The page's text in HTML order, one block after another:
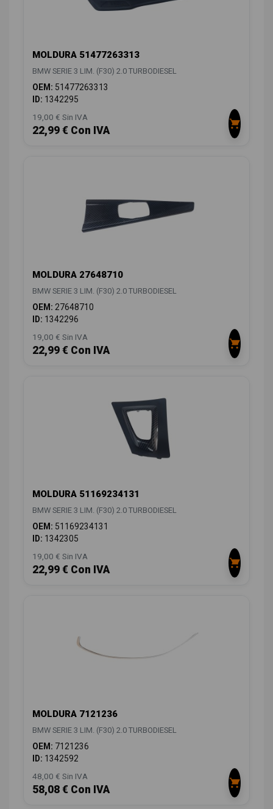
MOLDURA 51477263313
BMW SERIE 3 LIM. (F30) 2.0 TURBODIESEL
OEM: 51477263313
ID: 1342295
19,00 € Sin IVA
22,99 € Con IVA
MOLDURA 27648710
BMW SERIE 3 LIM. (F30) 2.0 TURBODIESEL
OEM: 27648710
ID: 1342296
19,00 € Sin IVA
22,99 € Con IVA
MOLDURA 51169234131
BMW SERIE 3 LIM. (F30) 2.0 TURBODIESEL
OEM: 51169234131
ID: 1342305
19,00 € Sin IVA
22,99 € Con IVA
MOLDURA 7121236
BMW SERIE 3 LIM. (F30) 2.0 TURBODIESEL
OEM: 7121236
ID: 1342592
48,00 € Sin IVA
58,08 € Con IVA